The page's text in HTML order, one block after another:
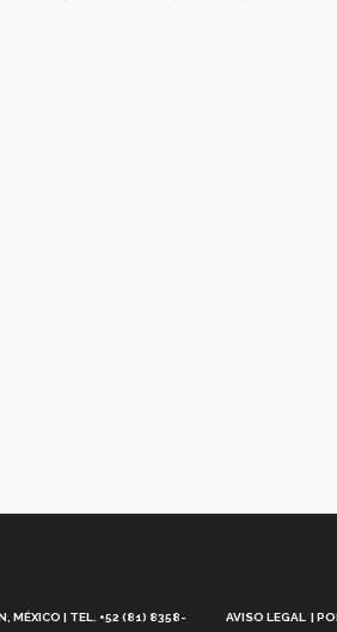
MÉXICO | TEL. +52 (81) 8358- AVISO LEGAL